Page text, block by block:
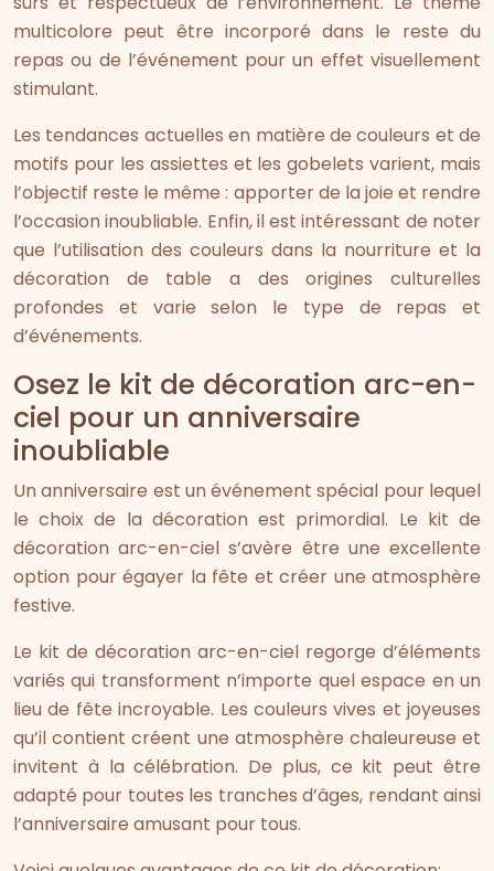
multicolore peut être incorporé dans le reste du
repas ou de l’événement pour un effet visuellement
stimulant.
Les tendances actuelles en matière de couleurs et de
motifs pour les assiettes et les gobelets varient, mais
l’objectif reste le même : apporter de la joie et rendre
l’occasion inoubliable. Enfin, il est intéressant de noter
que l’utilisation des couleurs dans la nourriture et la
décoration de table a des origines culturelles
profondes et varie selon le type de repas et
d’événements.
Osez le kit de décoration arc-en-
ciel pour un anniversaire
inoubliable
Un anniversaire est un événement spécial pour lequel
le choix de la décoration est primordial. Le kit de
décoration arc-en-ciel s’avère être une excellente
option pour égayer la fête et créer une atmosphère
festive.
Le kit de décoration arc-en-ciel regorge d’éléments
variés qui transforment n’importe quel espace en un
lieu de fête incroyable. Les couleurs vives et joyeuses
qu’il contient créent une atmosphère chaleureuse et
invitent à la célébration. De plus, ce kit peut être
adapté pour toutes les tranches d’âges, rendant ainsi
l’anniversaire amusant pour tous.